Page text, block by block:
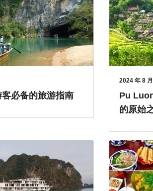
必备的旅游指南
2024 年 8
Pu
的原始